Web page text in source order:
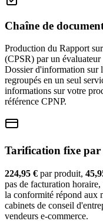
Chaîne de
Production du Rapport
(CPSR) par un
Dossier d'information
regroupés en un seul
informations sur votre
référence CPNP.
Tarification fixe
224,95 € par produit,
pas de facturation
la conformité répond aux
cabinets de conseil
vendeurs e-commerce.